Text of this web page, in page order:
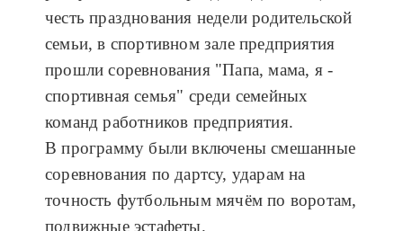
честь празднования недели родительской
семьи, в спортивном зале предприятия
прошли соревнования "Папа, мама, я -
спортивная семья" среди семейных
команд работников предприятия.
В программу были включены смешанные
соревнования по дартсу, ударам на
точность футбольным мячём по воротам,
подвижные эстафеты.